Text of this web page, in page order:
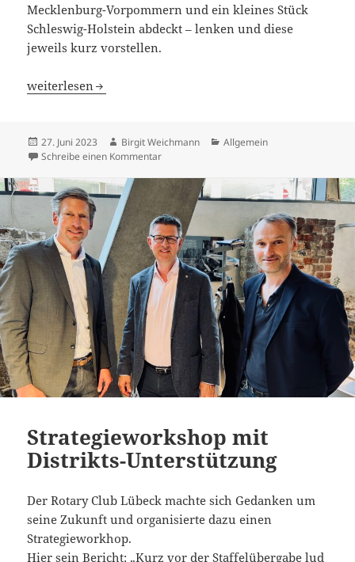
Mecklenburg-Vorpommern und ein kleines Stück
Schleswig-Holstein abdeckt – lenken und diese
jeweils kurz vorstellen.
Der Governor auf Tour durch 111 Clubs: „Der Club im
weiterlesen
Veröffentlicht
am
27. Juni 2023 Autor
Birgit Weichmann Kategorien
Allgemein
Schreibe einen Kommentarzu Der Governor auf Tour durch 111 Clubs:
Strategieworkshop mit
Distrikts-Unterstützung
Der Rotary Club Lübeck machte sich Gedanken um
seine Zukunft und organisierte dazu einen
Strategieworkhop.
Hier sein Bericht: „Kurz vor der Staffelübergabe lud